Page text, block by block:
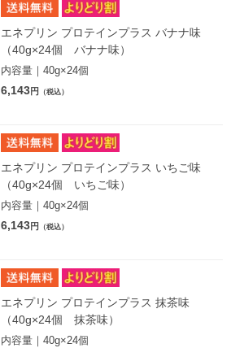
エネプリン プロテインプラス バナナ味
（40g×24個 バナナ味）
内容量｜40g×24個
6,143円 （税込）
エネプリン プロテインプラス いちご味
（40g×24個 いちご味）
内容量｜40g×24個
6,143円 （税込）
エネプリン プロテインプラス 抹茶味
（40g×24個 抹茶味）
内容量｜40g×24個